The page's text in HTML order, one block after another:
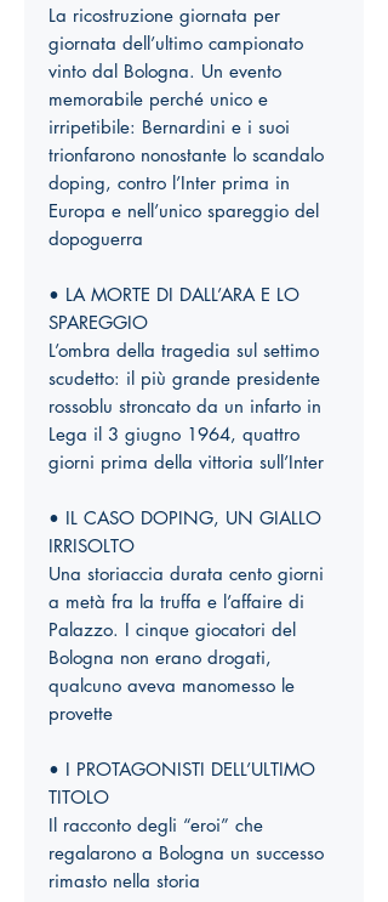
La ricostruzione giornata per
giornata dell’ultimo campionato
vinto dal Bologna. Un evento
memorabile perché unico e
irripetibile: Bernardini e i suoi
trionfarono nonostante lo scandalo
doping, contro l’Inter prima in
Europa e nell’unico spareggio del
dopoguerra
• LA MORTE DI DALL’ARA E LO
SPAREGGIO
L’ombra della tragedia sul settimo
scudetto: il più grande presidente
rossoblu stroncato da un infarto in
Lega il 3 giugno 1964, quattro
giorni prima della vittoria sull’Inter
• IL CASO DOPING, UN GIALLO
IRRISOLTO
Una storiaccia durata cento giorni
a metà fra la truffa e l’affaire di
Palazzo. I cinque giocatori del
Bologna non erano drogati,
qualcuno aveva manomesso le
provette
• I PROTAGONISTI DELL’ULTIMO
TITOLO
Il racconto degli “eroi” che
regalarono a Bologna un successo
rimasto nella storia